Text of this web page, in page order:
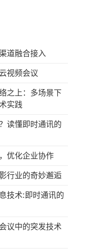
道融合接入
视频会议
之上：多场景下
实践
读懂即时通讯的
优化企业协作
行业的奇妙邂逅
技术:即时通讯的
议中的突发技术